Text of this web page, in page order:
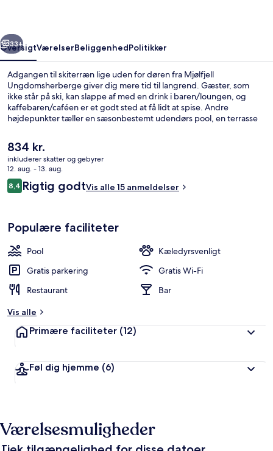
Næste
33+
OversigtVærelserBeliggenhedPolitikker
Adgangen til skiterræn lige uden for døren fra Mjølfjell
Ungdomsherberge giver dig mere tid til langrend. Gæster, som
ikke står på ski, kan slappe af med en drink i baren/loungen, og
kaffebaren/caféen er et godt sted at få lidt at spise. Andre
højdepunkter tæller en sæsonbestemt udendørs pool, en terrasse
Den
nuværende
pris
er
834 kr.
834 kr.
inkluderer skatter og gebyrer
12. aug. - 13. aug.
Anmeldelser
8,48,4 ud af 10.
Rigtig godtVis alle 15 anmeldelser
Populære faciliteter
Pool
Kæledyrsvenligt
Gratis parkering
Gratis Wi-Fi
Restaurant
Bar
Vis alle
Primære faciliteter (12)
Føl dig hjemme (6)
Værelsesmuligheder